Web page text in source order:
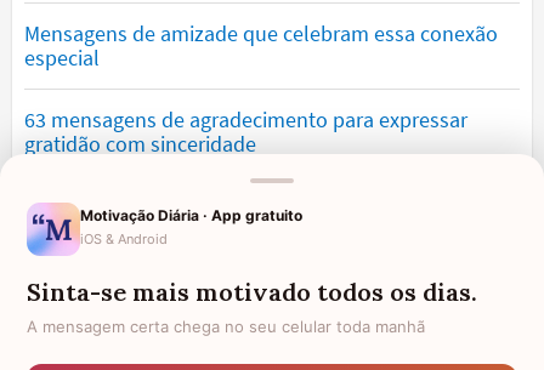
Mensagens de amizade que celebram essa conexão
especial
63 mensagens de agradecimento para expressar
gratidão com sinceridade
Mensagens de otimismo que vão encher você de
confiança
Mensagens de desculpa sinceras para corrigir erros e
pedir perdão
Motivação Diária · App gratuito
iOS & Android
Sinta-se mais motivado todos os dias.
A mensagem certa chega no seu celular toda manhã